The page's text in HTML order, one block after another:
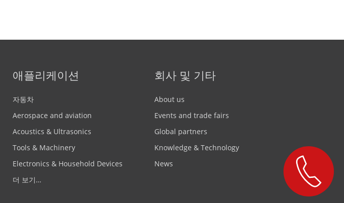
애플리케이션
자동차
Aerospace and aviation
Acoustics & Ultrasonics
Tools & Machinery
Electronics & Household Devices
더 보기…
회사 및 기타
About us
Events and trade fairs
Global partners
Knowledge & Technology
News